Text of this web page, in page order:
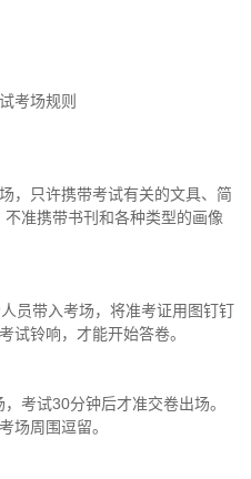
考场规则
，只许携带考试有关的文具、简
准携带书刊和各种类型的画像
员带入考场，将准考证用图钉钉
试铃响，才能开始答卷。
考试30分钟后才准交卷出场。
场周围逗留。